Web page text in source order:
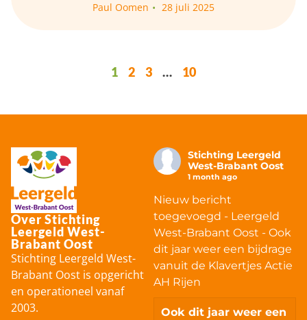
Paul Oomen 28 juli 2025
1 2 3 … 10
Over Stichting
Leergeld West-
Brabant Oost
Stichting Leergeld West-
Brabant Oost is opgericht
en operationeel vanaf
2003.
Stichting Leergeld
West-Brabant Oost
1 month ago
Nieuw bericht
toegevoegd - Leergeld
West-Brabant Oost - Ook
dit jaar weer een bijdrage
vanuit de Klavertjes Actie
AH Rijen
Ook dit jaar weer een